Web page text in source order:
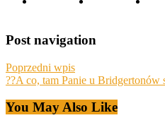
Post navigation
Poprzedni wpis
??A co, tam Panie u Bridgertonów
You May Also Like